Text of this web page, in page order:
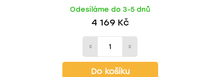
Odesíláme do 3-5 dnů
4 169 Kč
Do košíku